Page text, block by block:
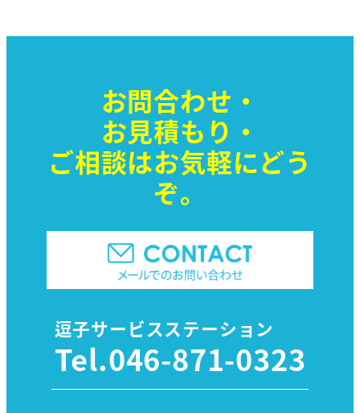
お問合わせ・
お見積もり・
ご相談はお気軽にどう
ぞ。
逗子サービスステーション
Tel.046-871-0323